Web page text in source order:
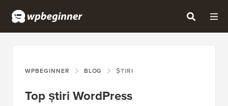
WPBEGINNER BLOG ȘTIRI
Top știri WordPress